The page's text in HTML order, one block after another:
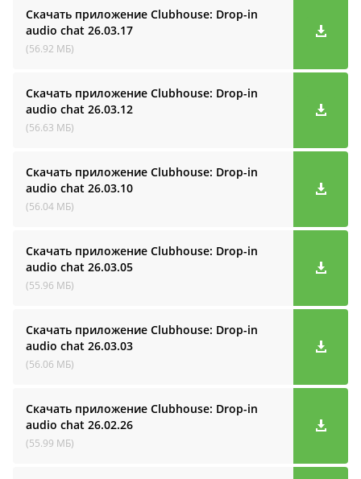
Скачать приложение Clubhouse: Drop-in
audio cha‪t 26.03.17
(56.92 МБ)
Скачать приложение Clubhouse: Drop-in
audio cha‪t 26.03.12
(56.63 МБ)
Скачать приложение Clubhouse: Drop-in
audio cha‪t 26.03.10
(56.04 МБ)
Скачать приложение Clubhouse: Drop-in
audio cha‪t 26.03.05
(55.96 МБ)
Скачать приложение Clubhouse: Drop-in
audio cha‪t 26.03.03
(56.06 МБ)
Скачать приложение Clubhouse: Drop-in
audio cha‪t 26.02.26
(55.99 МБ)